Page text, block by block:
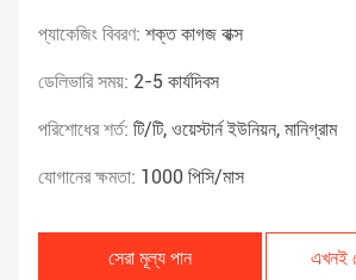
প্যাকেজিং বিবরণ: শক্ত কাগজ বাক্স
ডেলিভারি সময়: 2-5 কার্যদিবস
পরিশোধের শর্ত: টি/টি, ওয়েস্টার্ন ইউনিয়ন, মানিগ্রাম
যোগানের ক্ষমতা: 1000 পিসি/মাস
সেরা মূল্য পান এখনই